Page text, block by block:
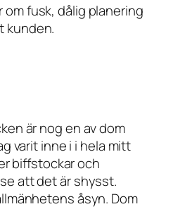
om fusk, dålig planering
kunden.
är nog en av dom
varit inne i i hela mitt
biffstockar och
att det är shysst.
åsyn. Dom